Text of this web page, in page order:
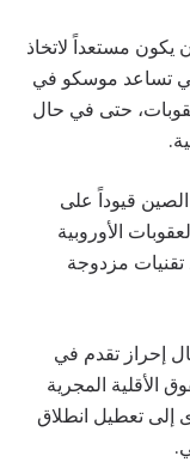
يكون مستعداً لاتخاذ
تساعد موسكو في
حتى في حال
قيوداً على
الأوروبية
مزدوجة
إحراز تقدم في
الأقلية المجرية
إلى تعطيل انطلاق